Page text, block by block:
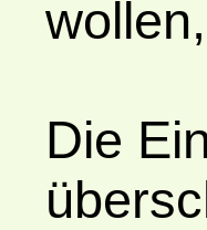
Die